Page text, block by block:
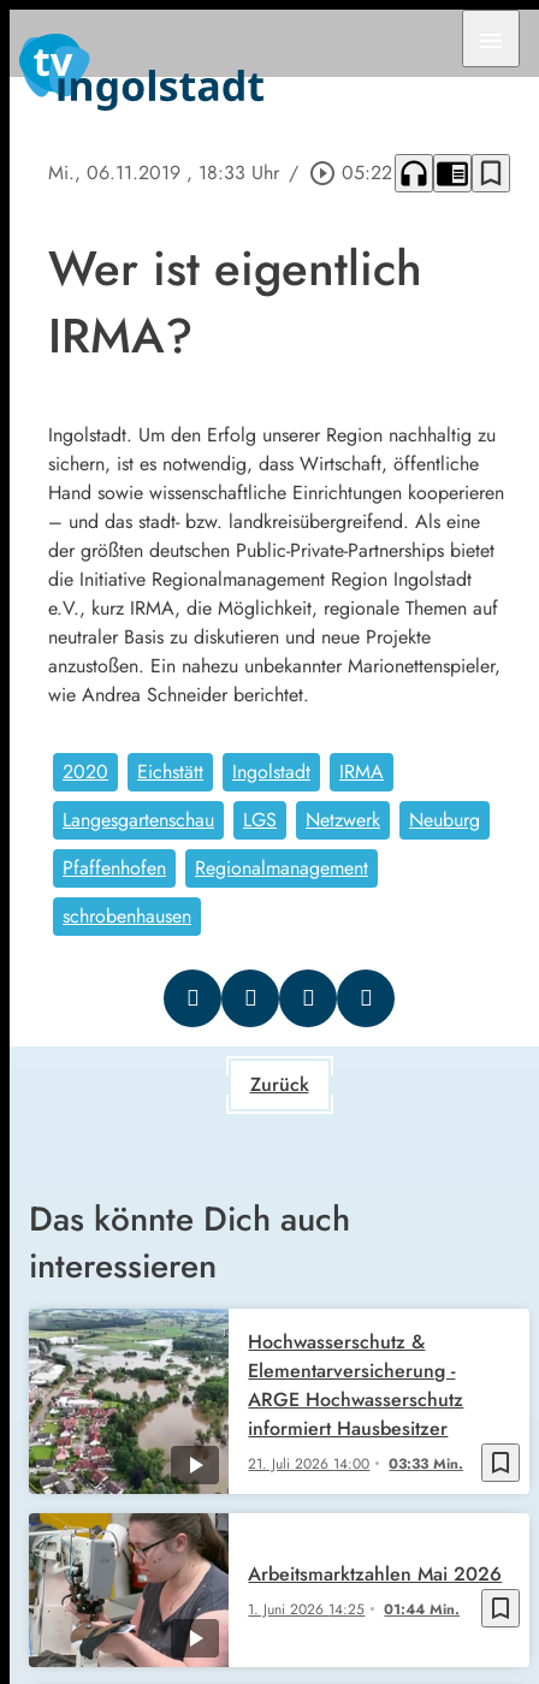
Mi., 06.11.2019 , 18:33 Uhr / play_circle_outline 05:22 headphones chrome_reader_mode bookmark_border
Wer ist eigentlich
IRMA?
­­Ingolstadt. Um den Erfolg unserer Region nachhaltig zu
sichern, ist es notwendig, dass Wirtschaft, öffentliche
Hand sowie wissenschaftliche Einrichtungen kooperieren
– und das stadt- bzw. landkreisübergreifend. Als eine
der größten deutschen Public-Private-Partnerships bietet
die Initiative Regionalmanagement Region Ingolstadt
e.V., kurz IRMA, die Möglichkeit, regionale Themen auf
neutraler Basis zu diskutieren und neue Projekte
anzustoßen. Ein nahezu unbekannter Marionettenspieler,
wie Andrea Schneider berichtet.
2020 Eichstätt Ingolstadt
IRMA
Langesgartenschau
LGS Netzwerk
Neuburg
Pfaffenhofen
Regionalmanagement
schrobenhausen
Zurück
Das könnte Dich auch
interessieren
bookmark_border
21. Juli 2026 14:00 03:33 Min.
Hochwasserschutz &
Elementarversicherung -
ARGE Hochwasserschutz
informiert Hausbesitzer
bookmark_border
1. Juni 2026 14:25 01:44 Min.
Arbeitsmarktzahlen Mai 2026